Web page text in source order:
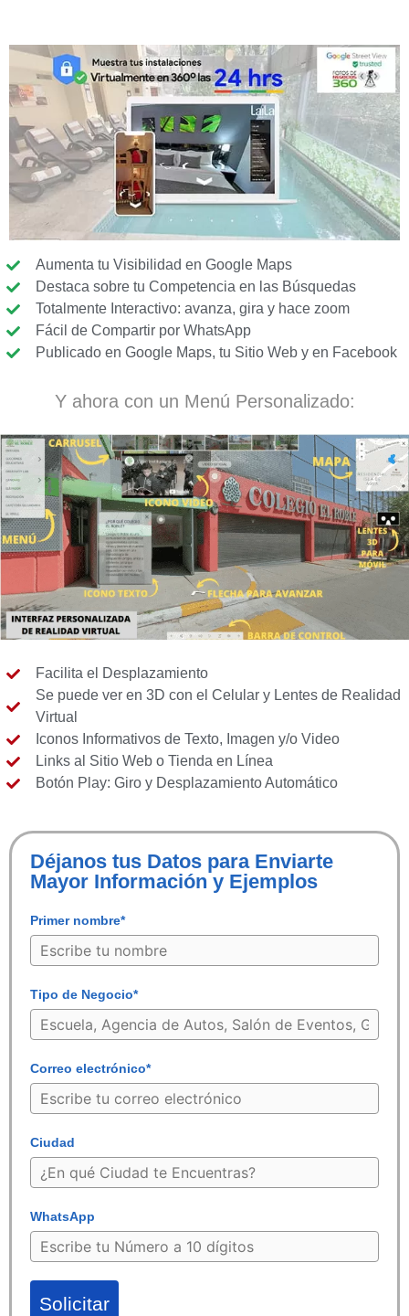
Aumenta tu Visibilidad en Google Maps
Destaca sobre tu Competencia en las Búsquedas
Totalmente Interactivo: avanza, gira y hace zoom
Fácil de Compartir por WhatsApp
Publicado en Google Maps, tu Sitio Web y en Facebook
Y ahora con un Menú Personalizado:
Facilita el Desplazamiento
Se puede ver en 3D con el Celular y Lentes de Realidad
Virtual
Iconos Informativos de Texto, Imagen y/o Video
Links al Sitio Web o Tienda en Línea
Botón Play: Giro y Desplazamiento Automático
Déjanos tus Datos para Enviarte
Mayor Información y Ejemplos
Primer nombre*
Tipo de Negocio*
Correo electrónico*
Ciudad
WhatsApp
Solicitar